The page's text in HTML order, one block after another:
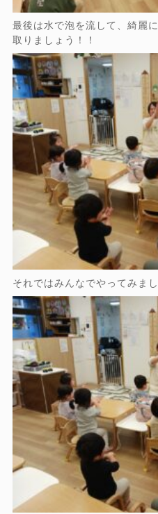
最後は水で泡を流して、綺麗
取りましょう！！
それではみんなでやってみまし